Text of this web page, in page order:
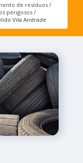
de resíduos
perigosos
Vila Andrade